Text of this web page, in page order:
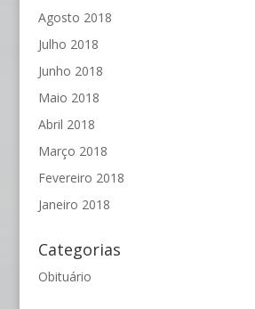
Agosto 2018
Julho 2018
Junho 2018
Maio 2018
Abril 2018
Março 2018
Fevereiro 2018
Janeiro 2018
Categorias
Obituário